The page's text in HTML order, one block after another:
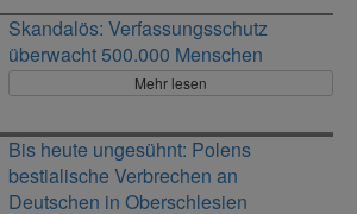
Skandalös: Verfassungsschutz
überwacht 500.000 Menschen
Mehr lesen
Bis heute ungesühnt: Polens
bestialische Verbrechen an
Deutschen in Oberschlesien